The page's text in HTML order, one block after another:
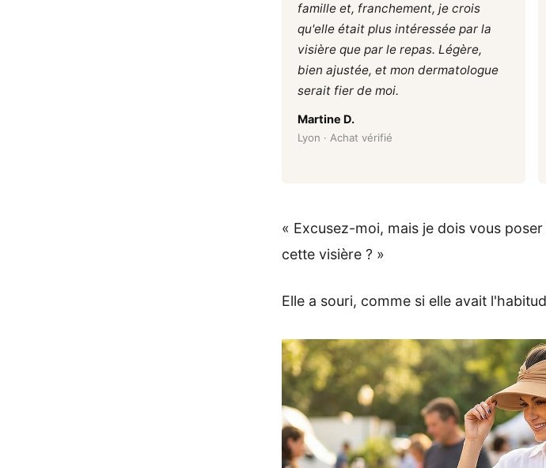
famille et, franchement, je crois
qu'elle était plus intéressée par la
visière que par le repas. Légère,
bien ajustée, et mon dermatologue
serait fier de moi.
Martine D.
Lyon · Achat vérifié
« Excusez-moi, mais je dois vous
cette visière ? »
Elle a souri, comme si elle avait